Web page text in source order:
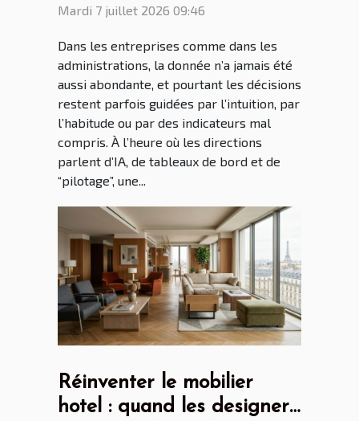
surprend
Mardi 7 juillet 2026 09:46
Dans les entreprises comme dans les
administrations, la donnée n’a jamais été
aussi abondante, et pourtant les décisions
restent parfois guidées par l’intuition, par
l’habitude ou par des indicateurs mal
compris. À l’heure où les directions
parlent d’IA, de tableaux de bord et de
“pilotage”, une...
Réinventer le mobilier
hotel : quand les designers